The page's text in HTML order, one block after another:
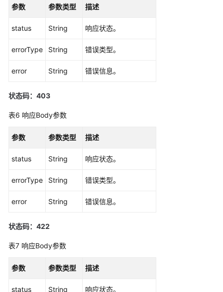
户
（吉
隆
坡
API
考
区
参数 参数类型 描述
status String 响应状态。
errorType String 错误类型。
error String 错误信息。
状态码：403
表6 响应Body参数
参数 参数类型 描述
status String 响应状态。
errorType String 错误类型。
error String 错误信息。
状态码：422
表7 响应Body参数
参数 参数类型 描述
status String 响应状态。